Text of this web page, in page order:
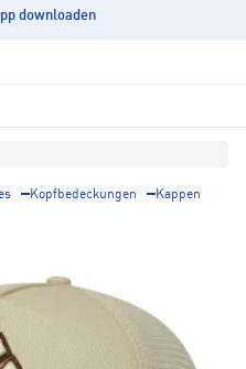
downloaden
Kopfbedeckungen Kappen